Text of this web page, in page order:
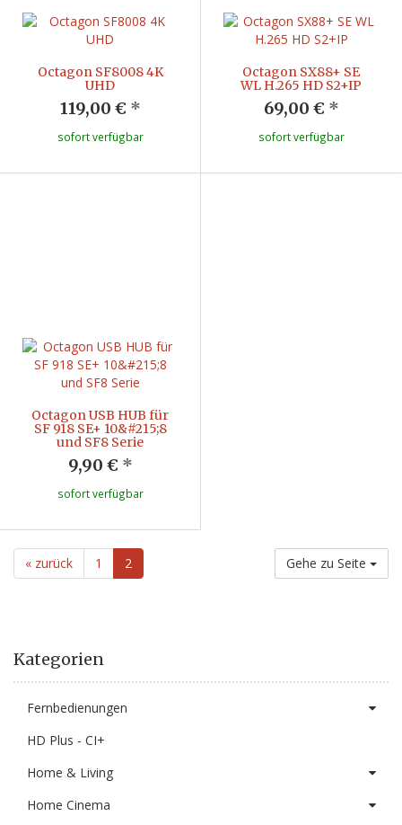
Octagon SF8008 4K
UHD
119,00 € *
sofort verfügbar
Octagon SX88+ SE
WL H.265 HD S2+IP
69,00 € *
sofort verfügbar
Octagon USB HUB für
SF 918 SE+ 10&#215;8
und SF8 Serie
9,90 € *
sofort verfügbar
« zurück 1 2 Gehe zu Seite
Kategorien
Fernbedienungen
HD Plus - CI+
Home & Living
Home Cinema